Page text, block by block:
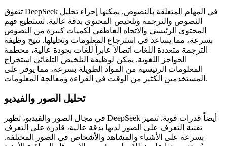
تتفوق DeepSeek في المهام المتعلقة بالنصوص. يمكنها إجراء تحليل
النصوص والترجمة وتلخيص المحتوى بدقة عالية. تستطيع فهم
المحتوى الرئيسي والاتجاه العاطفي لكميات كبيرة من النصوص
بسرعة، مما يساعد في استرجاع المعلومات وتحليلها. تتيح وظيفة
الترجمة متعددة اللغات اتصالاً عابراً للغات بجودة عالية، محطمة
الحواجز اللغوية. يمكن لوظيفة التلخيص التلقائي استخراج
المعلومات الرئيسية من المواد الطويلة بسرعة، مما يوفر على
المستخدمين الكثير من الوقت في القراءة ومعالجة المعلومات.
تحليل الصور والفيديو
في مجال الصور والفيديو، تظهر DeepSeek أيضاً قدرات قوية. تتميز
تقنية التعرف على الصور لديها بدقة عالية، قادرة على التعرف
بسرعة على الأشياء والمشاهد والأشخاص في الصور المختلفة.